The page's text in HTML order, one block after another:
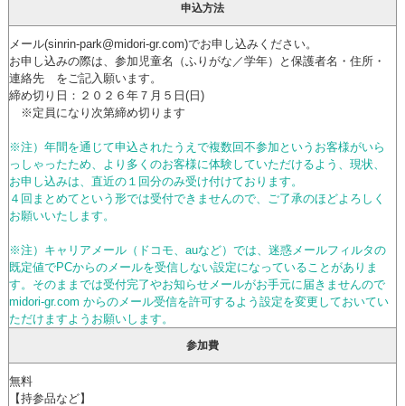
申込方法
メール(sinrin-park@midori-gr.com)でお申し込みください。
お申し込みの際は、参加児童名（ふりがな／学年）と保護者名・住所・
連絡先 をご記入願います。
締め切り日：２０２６年７月５日(日)
※定員になり次第締め切ります
※注）年間を通じて申込されたうえで複数回不参加というお客様がいら
っしゃったため、より多くのお客様に体験していただけるよう、現状、
お申し込みは、直近の１回分のみ受け付けております。
４回まとめてという形では受付できませんので、ご了承のほどよろしく
お願いいたします。
※注）キャリアメール（ドコモ、auなど）では、迷惑メールフィルタの
既定値でPCからのメールを受信しない設定になっていることがありま
す。そのままでは受付完了やお知らせメールがお手元に届きませんので
midori-gr.com からのメール受信を許可するよう設定を変更しておいてい
ただけますようお願いします。
参加費
無料
【持参品など】